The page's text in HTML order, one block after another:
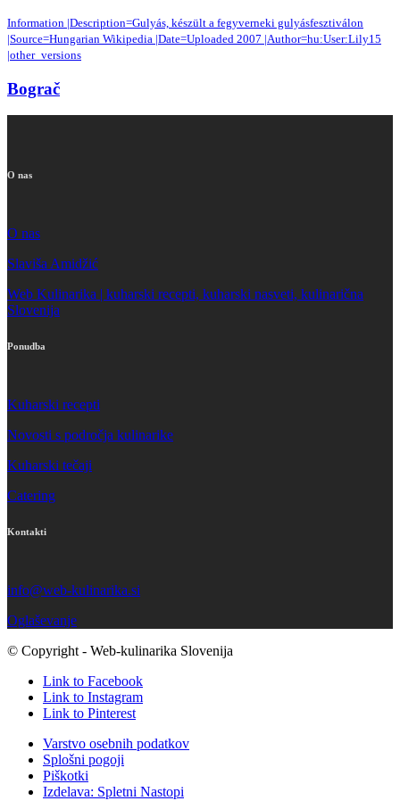
Information |Description=Gulyás, készült a fegyverneki gulyásfesztiválon
|Source=Hungarian Wikipedia |Date=Uploaded 2007 |Author=hu:User:Lily15
|other_versions
Bograč
O nas
O nas
Slaviša Amidžić
Web Kulinarika | kuharski recepti, kuharski nasveti, kulinarična
Slovenija
Ponudba
Kuharski recepti
Novosti s področja kulinarike
Kuharski tečaji
Catering
Kontakti
info@web-kulinarika.si
Oglaševanje
© Copyright - Web-kulinarika Slovenija
Link to Facebook
Link to Instagram
Link to Pinterest
Varstvo osebnih podatkov
Splošni pogoji
Piškotki
Izdelava: Spletni Nastopi